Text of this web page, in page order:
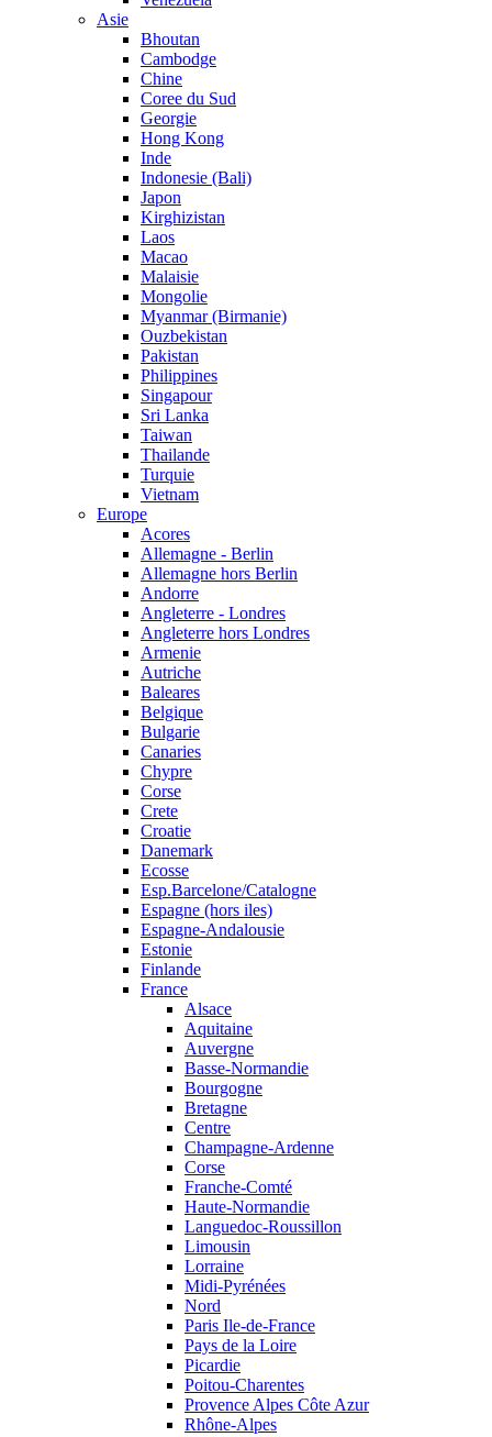
Asie
Bhoutan
Cambodge
Chine
Coree du Sud
Georgie
Hong Kong
Inde
Indonesie (Bali)
Japon
Kirghizistan
Laos
Macao
Malaisie
Mongolie
Myanmar (Birmanie)
Ouzbekistan
Pakistan
Philippines
Singapour
Sri Lanka
Taiwan
Thailande
Turquie
Vietnam
Europe
Acores
Allemagne - Berlin
Allemagne hors Berlin
Andorre
Angleterre - Londres
Angleterre hors Londres
Armenie
Autriche
Baleares
Belgique
Bulgarie
Canaries
Chypre
Corse
Crete
Croatie
Danemark
Ecosse
Esp.Barcelone/Catalogne
Espagne (hors iles)
Espagne-Andalousie
Estonie
Finlande
France
Alsace
Aquitaine
Auvergne
Basse-Normandie
Bourgogne
Bretagne
Centre
Champagne-Ardenne
Corse
Franche-Comté
Haute-Normandie
Languedoc-Roussillon
Limousin
Lorraine
Midi-Pyrénées
Nord
Paris Ile-de-France
Pays de la Loire
Picardie
Poitou-Charentes
Provence Alpes Côte Azur
Rhône-Alpes